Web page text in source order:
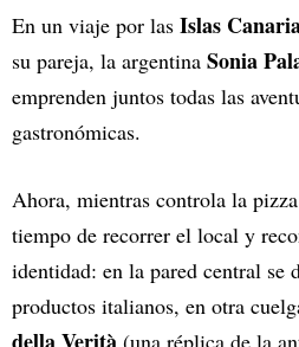
En un viaje por las Islas
su pareja, la argentina Sonia
emprenden juntos todas las
gastronómicas.
Ahora, mientras controla la
tiempo de recorrer el local y
identidad: en la pared central se
productos italianos, en otra
della Verità (una réplica de la